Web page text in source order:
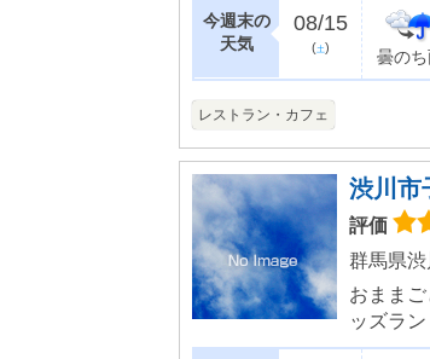
汁は香
今週末の
天気
08/15
(土) 曇の
レストラン・カフェ
渋川市
評価
群馬県
おまま
ッズラ
ですが